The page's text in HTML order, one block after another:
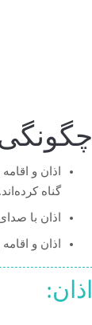
چگونگی
اذان و
گناه کرده‌اند.
اذان با
اذان و
اذان: